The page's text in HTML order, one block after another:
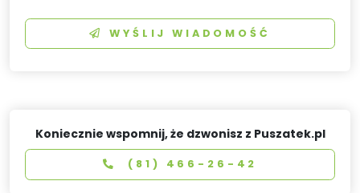
WYŚLIJ WIADOMOŚĆ
Koniecznie wspomnij, że dzwonisz z Puszatek.pl
(81) 466-26-42